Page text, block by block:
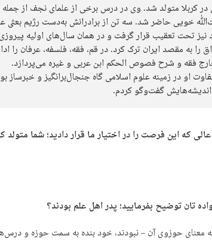
کربلا متولد شد. وی در درس برخی از علمای نجف از جمله
حاضر شد. سه تن از برادرانش به‌دست رژیم بعثی
تحت تعقیب قرار گرفت و در همان سال‌های اولیه پیروزی
را به مقصد ایران ترک کرد. در قم، فقه، فلسفه، عرفان را
فقه و شرح فصوص الحکم ابن عربی و غیره می‌پردازد.
او در زمینه علوم اسلامی گاه جنجال‌برانگیز و خبرساز
اندیشه‌هایش گفت‌وگو کردم.
که این فرصت را در اختیار ما قرار دادید؛ شما متولد
تان توضیح بفرمایید؛ پدر اهل علم بودند؟
معنای حوزوی آن – نبودند، خود بنده به سمت حوزه و